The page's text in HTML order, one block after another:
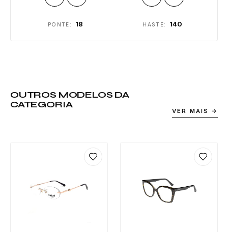
PONTE: 18 HASTE: 140
OUTROS MODELOS DA
CATEGORIA
VER MAIS →